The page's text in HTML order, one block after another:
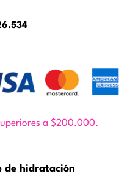
a $200.000.
de hidratación